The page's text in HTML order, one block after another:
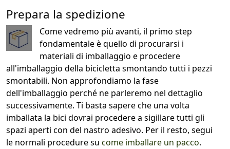
Prepara la spedizione
Come vedremo più avanti, il primo step
fondamentale è quello di procurarsi i
materiali di imballaggio e procedere
all'imballaggio della bicicletta smontando tutti i pezzi
smontabili. Non approfondiamo la fase
dell'imballaggio perché ne parleremo nel dettaglio
successivamente. Ti basta sapere che una volta
imballata la bici dovrai procedere a sigillare tutti gli
spazi aperti con del nastro adesivo. Per il resto, segui
le normali procedure su come imballare un pacco.